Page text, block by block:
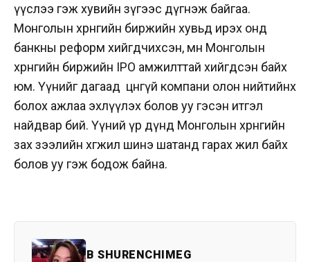
үүслээ гэж хувийн зүгээс дүгнэж байгаа.
Монголын хөрөнгийн биржийн хувьд ирэх онд
банкны реформ хийгдчихсэн, мөн Монголын
хөрөнгийн биржийн IPO амжилттай хийгдсэн байх
юм. Үүнийг дагаад цөөнгүй компани олон нийтийнх
болох ажлаа эхлүүлэх болов уу гэсэн итгэл
найдвар бий. Үүний үр дүнд Монголын хөрөнгийн
зах зээлийн хөгжил шинэ шатанд гарах жил байх
болов уу гэж бодож байна.
B SHURENCHIMEG